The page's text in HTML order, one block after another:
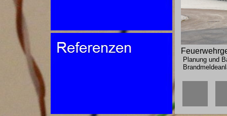
Planung und